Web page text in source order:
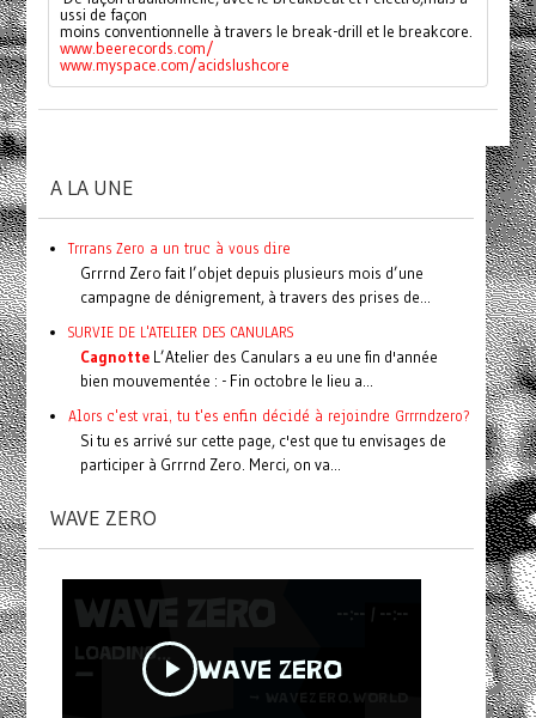
ussi de façon
moins conventionnelle à travers le break-drill et le breakcore.
www.beerecords.com/
www.myspace.com/acidslushcore
A LA UNE
Trrrans Zero a un truc à vous dire
Grrrnd Zero fait l’objet depuis plusieurs mois d’une
campagne de dénigrement, à travers des prises de...
SURVIE DE L'ATELIER DES CANULARS
CagnotteL’Atelier des Canulars a eu une fin d'année
bien mouvementée : - Fin octobre le lieu a...
Alors c'est vrai, tu t'es enfin décidé à rejoindre Grrrndzero?
Si tu es arrivé sur cette page, c'est que tu envisages de
participer à Grrrnd Zero. Merci, on va...
WAVE ZERO